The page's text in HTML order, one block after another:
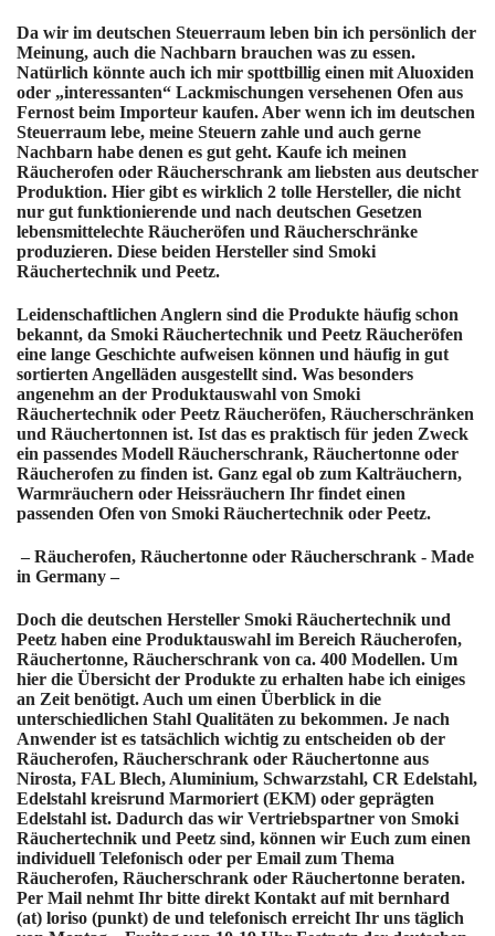
Da wir im deutschen Steuerraum leben bin ich persönlich der
Meinung, auch die Nachbarn brauchen was zu essen.
Natürlich könnte auch ich mir spottbillig einen mit Aluoxiden
oder „interessanten“ Lackmischungen versehenen Ofen aus
Fernost beim Importeur kaufen. Aber wenn ich im deutschen
Steuerraum lebe, meine Steuern zahle und auch gerne
Nachbarn habe denen es gut geht. Kaufe ich meinen
Räucherofen oder Räucherschrank am liebsten aus deutscher
Produktion. Hier gibt es wirklich 2 tolle Hersteller, die nicht
nur gut funktionierende und nach deutschen Gesetzen
lebensmittelechte Räucheröfen und Räucherschränke
produzieren. Diese beiden Hersteller sind Smoki
Räuchertechnik und Peetz.
Leidenschaftlichen Anglern sind die Produkte häufig schon
bekannt, da Smoki Räuchertechnik und Peetz Räucheröfen
eine lange Geschichte aufweisen können und häufig in gut
sortierten Angelläden ausgestellt sind. Was besonders
angenehm an der Produktauswahl von Smoki
Räuchertechnik oder Peetz Räucheröfen, Räucherschränken
und Räuchertonnen ist. Ist das es praktisch für jeden Zweck
ein passendes Modell Räucherschrank, Räuchertonne oder
Räucherofen zu finden ist. Ganz egal ob zum Kalträuchern,
Warmräuchern oder Heissräuchern Ihr findet einen
passenden Ofen von Smoki Räuchertechnik oder Peetz.
– Räucherofen, Räuchertonne oder Räucherschrank - Made
in Germany –
Doch die deutschen Hersteller Smoki Räuchertechnik und
Peetz haben eine Produktauswahl im Bereich Räucherofen,
Räuchertonne, Räucherschrank von ca. 400 Modellen. Um
hier die Übersicht der Produkte zu erhalten habe ich einiges
an Zeit benötigt. Auch um einen Überblick in die
unterschiedlichen Stahl Qualitäten zu bekommen. Je nach
Anwender ist es tatsächlich wichtig zu entscheiden ob der
Räucherofen, Räucherschrank oder Räuchertonne aus
Nirosta, FAL Blech, Aluminium, Schwarzstahl, CR Edelstahl,
Edelstahl kreisrund Marmoriert (EKM) oder geprägten
Edelstahl ist. Dadurch das wir Vertriebspartner von Smoki
Räuchertechnik und Peetz sind, können wir Euch zum einen
individuell Telefonisch oder per Email zum Thema
Räucherofen, Räucherschrank oder Räuchertonne beraten.
Per Mail nehmt Ihr bitte direkt Kontakt auf mit bernhard
(at) loriso (punkt) de und telefonisch erreicht Ihr uns täglich